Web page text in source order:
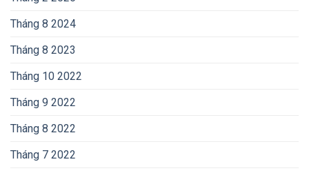
Tháng 8 2024
Tháng 8 2023
Tháng 10 2022
Tháng 9 2022
Tháng 8 2022
Tháng 7 2022